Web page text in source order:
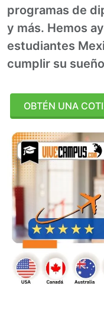
programas de
y más. Hemos
estudiantes
cumplir su
OBTÉN UNA